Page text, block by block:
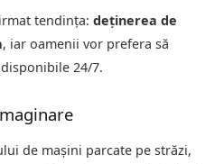
tendința: deținerea de
, iar oamenii vor prefera să
24/7.
de mașini parcate pe străzi,